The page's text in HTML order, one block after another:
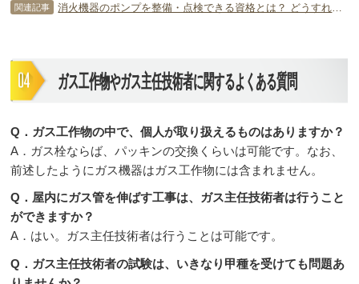
関連記事 消火機器のポンプを整備・点検できる資格とは？ どうすれば取得可能？
ガス工作物やガス主任技術者に関するよくある質問
Q．ガス工作物の中で、個人が取り扱えるものはありますか？
A．ガス栓ならば、パッキンの交換くらいは可能です。なお、
前述したようにガス機器はガス工作物には含まれません。
Q．屋内にガス管を伸ばす工事は、ガス主任技術者は行うこと
ができますか？
A．はい。ガス主任技術者は行うことは可能です。
Q．ガス主任技術者の試験は、いきなり甲種を受けても問題あ